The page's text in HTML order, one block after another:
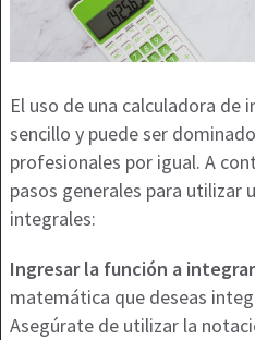
El uso de una calculadora
sencillo y puede ser
profesionales por igual. A
pasos generales para utilizar
integrales:
Ingresar la función a integrar
matemática que deseas
Asegúrate de utilizar la